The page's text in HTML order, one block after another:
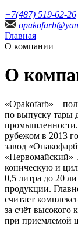
+7(487) 519-62-26
Главная
О компании
О
«Opakofarb» –
по выпуску тары
промышленности.
рубежом в 2013
завод
«Первомайский»
коническую и
0,5 литра до 20
продукции.
считает
за счёт высокого
при приемлемой